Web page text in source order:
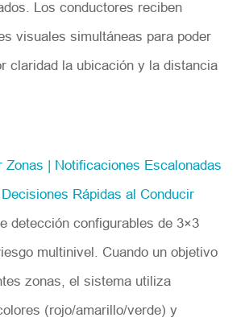
Los conductores reciben
visuales simultáneas para poder
claridad la ubicación y la distancia
Zonas | Notificaciones Escalonadas
Rápidas al Conducir
detección configurables de 3×3
multinivel. Cuando un objetivo
zonas, el sistema utiliza
(rojo/amarillo/verde) y